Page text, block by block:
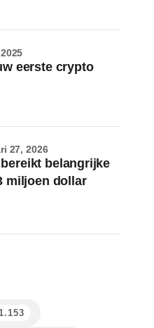
eerste crypto
belangrijke
miljoen dollar
27, 2026